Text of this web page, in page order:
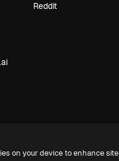
Reddit
on your device to enhance site